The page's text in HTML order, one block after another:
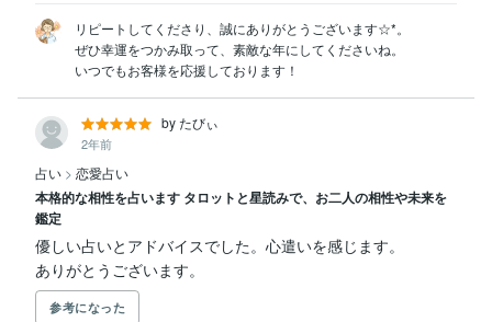
リピートしてくださり、誠にありがとうございます☆*。
ぜひ幸運をつかみ取って、素敵な年にしてくださいね。
いつでもお客様を応援しております！
by たびぃ
2年前
占い > 恋愛占い
本格的な相性を占います タロットと星読みで、お二人の相性や未来を
鑑定
優しい占いとアドバイスでした。心遣いを感じます。
ありがとうございます。
参考になった